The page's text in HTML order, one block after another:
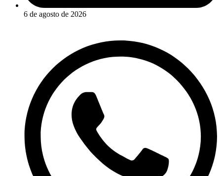
6 de agosto de 2026